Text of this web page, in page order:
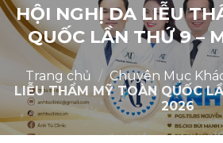
HỘI NGHỊ DA LIỄU
QUỐC LẦN THỨ 9 –
Trang chủ / Chuyên Mục
LIỄU THẨM MỸ TOÀN QUỐC
2026